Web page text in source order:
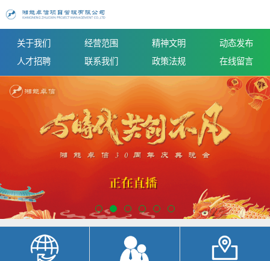
关于我们 经营范围 精神文明
动态发布
人才招聘
联系我们 政策法规 在线留言